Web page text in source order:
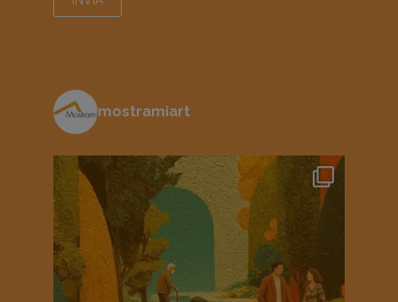
mostramiart